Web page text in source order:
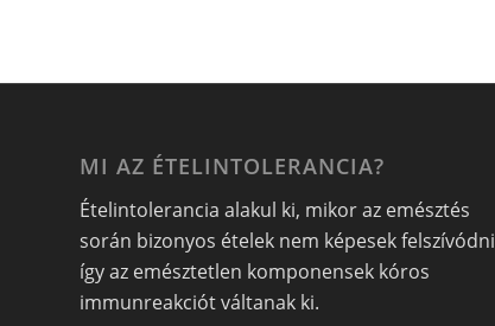
MI AZ ÉTELINTOLERANCIA?
Ételintolerancia alakul ki, mikor az emésztés
során bizonyos ételek nem képesek felszívódni
így az emésztetlen komponensek kóros
immunreakciót váltanak ki.